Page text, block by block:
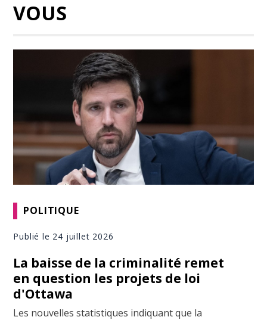
VOUS
POLITIQUE
Publié le 24 juillet 2026
La baisse de la criminalité remet
en question les projets de loi
d'Ottawa
Les nouvelles statistiques indiquant que la